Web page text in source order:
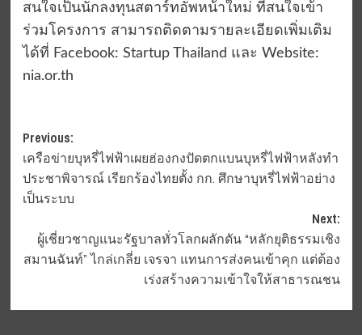
สนใจเป็นนักลงทุนสตาร์ทอัพหน้าใหม่ ที่สนใจเข้า
ร่วมโครงการ สามารถติดตามรายละเอียดเพิ่มเติม
ได้ที่ Facebook: Startup Thailand และ Website:
nia.or.th
Post
navigation
Previous:
เครือข่ายบุหรี่ไฟฟ้าเผยฮ่องกงปัดตกแบนบุหรี่ไฟฟ้าหลังทำ
ประชาพิจารณ์ เรียกร้องไทยตั้ง กก. ศึกษาบุหรี่ไฟฟ้าอย่าง
เป็นระบบ
Next:
ผู้เชี่ยวชาญแนะรัฐบาลทั่วโลกผลักดัน “หลักยุติธรรมเชิง
สมานฉันท์” ไกล่เกลี่ย เจรจา แทนการส่งคนเข้าคุก แต่ต้อง
เร่งสร้างความเข้าใจให้สาธารณชน